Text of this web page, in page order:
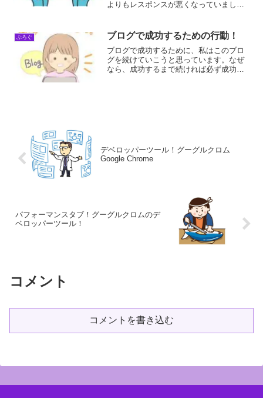
よりもレスポンスが悪くなっていまし
にかかっているようです。基本ソフトや
アプリケーション・ソフ...
ぶろぐ ブログで成功するための行動！
ブログで成功するために、私はこのブロ
グを続けていこうと思っています。なぜ
なら、成功するまで続ければ必ず成功で
デベロッパーツール！グーグルクロム
Google Chrome
パフォーマンスタブ！グーグルクロムのデ
ベロッパーツール！
コメント
コメントを書き込む